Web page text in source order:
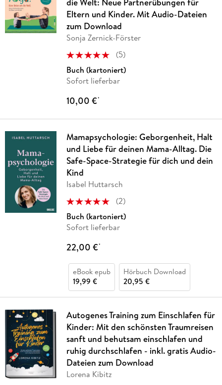
Eltern und Kinder. Mit Audio-Dateien
zum Download
Sonja Zernick-Förster
(5)
Buch (kartoniert)
Sofort lieferbar
10,00 €*
Mamapsychologie: Geborgenheit, Halt
und Liebe für deinen Mama-Alltag. Die
Safe-Space-Strategie für dich und dein
Kind
Isabel Huttarsch
(2)
Buch (kartoniert)
Sofort lieferbar
22,00 €*
eBook epub
19,99 €
Hörbuch Download
20,95 €
Autogenes Training zum Einschlafen für
Kinder: Mit den schönsten Traumreisen
sanft und behutsam einschlafen und
ruhig durchschlafen - inkl. gratis Audio-
Dateien zum Download
Lorena Kibitz